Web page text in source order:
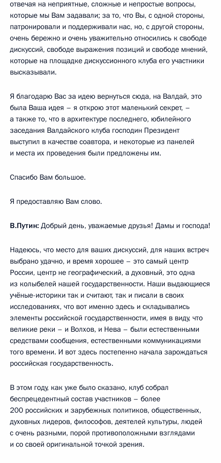
отвечая на неприятные, сложные и непростые вопросы,
которые мы Вам задавали; за то, что Вы, с одной стороны,
патронировали и поддерживали нас, но, с другой стороны,
очень бережно и очень уважительно относились к свободе
дискуссий, свободе выражения позиций и свободе мнений,
которые на площадке дискуссионного клуба его участники
высказывали.
Я благодарю Вас за идею вернуться сюда, на Валдай, это
была Ваша идея – я открою этот маленький секрет, –
а также то, что в архитектуре последнего, юбилейного
заседания Валдайского клуба господин Президент
выступил в качестве соавтора, и некоторые из панелей
и места их проведения были предложены им.
Спасибо Вам большое.
Я предоставляю Вам слово.
В.Путин: Добрый день, уважаемые друзья! Дамы и господа!
Надеюсь, что место для ваших дискуссий, для наших встреч
выбрано удачно, и время хорошее – это самый центр
России, центр не географический, а духовный, это одна
из колыбелей нашей государственности. Наши выдающиеся
учёные-историки так и считают, так и писали в своих
исследованиях, что вот именно здесь и складывались
элементы российской государственности, имея в виду, что
великие реки – и Волхов, и Нева – были естественными
средствами сообщения, естественными коммуникациями
того времени. И вот здесь постепенно начала зарождаться
российская государственность.
В этом году, как уже было сказано, клуб собрал
беспрецедентный состав участников – более
200 российских и зарубежных политиков, общественных,
духовных лидеров, философов, деятелей культуры, людей
с очень разными, порой противоположными взглядами
и со своей оригинальной точкой зрения.